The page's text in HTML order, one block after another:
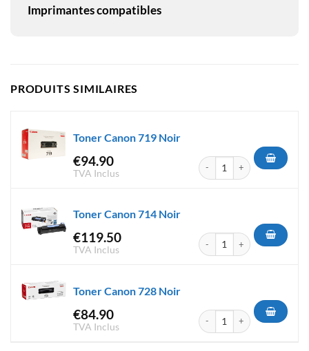
Imprimantes compatibles
PRODUITS SIMILAIRES
Toner Canon 719 Noir
€94.90
TVA Inclus
quantité de Toner Canon 719
Toner Canon 714 Noir
€119.50
TVA Inclus
quantité de Toner Canon 714
Toner Canon 728 Noir
€84.90
TVA Inclus
quantité de Toner Canon 728